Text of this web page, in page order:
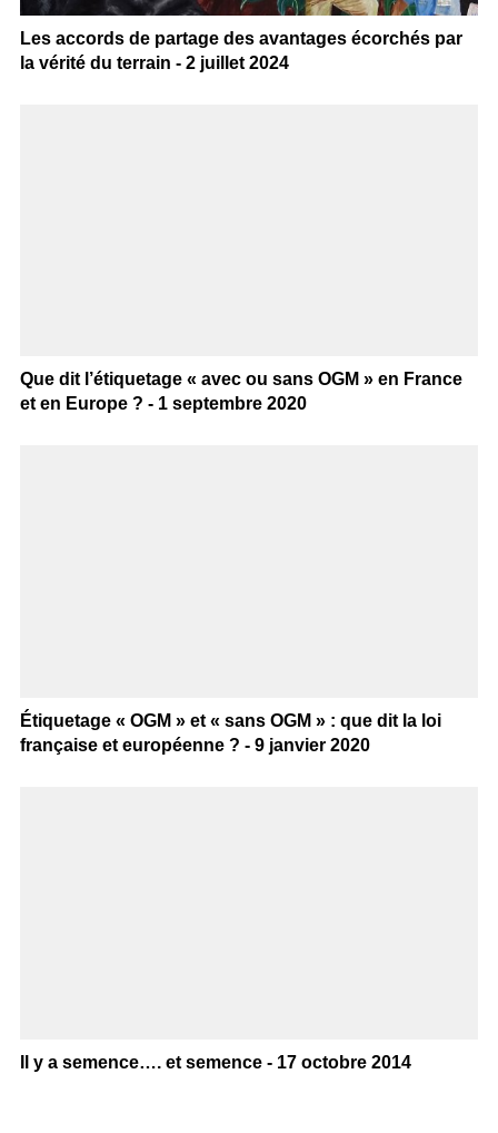
Les accords de partage des avantages écorchés par
la vérité du terrain - 2 juillet 2024
Que dit l’étiquetage « avec ou sans OGM » en France
et en Europe ? - 1 septembre 2020
Étiquetage « OGM » et « sans OGM » : que dit la loi
française et européenne ? - 9 janvier 2020
Il y a semence…. et semence - 17 octobre 2014